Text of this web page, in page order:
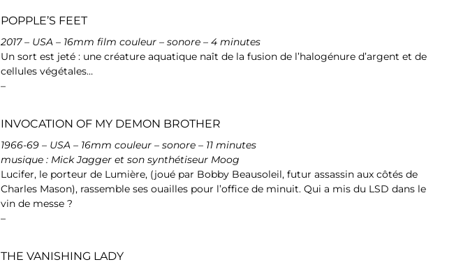
POPPLE’S FEET
2017 – USA – 16mm film couleur – sonore – 4 minutes
Un sort est jeté : une créature aquatique naît de la fusion de l’halogénure d’argent et de
cellules végétales…
–
INVOCATION OF MY DEMON BROTHER
1966-69 – USA – 16mm couleur – sonore – 11 minutes
musique : Mick Jagger et son synthétiseur Moog
Lucifer, le porteur de Lumière, (joué par Bobby Beausoleil, futur assassin aux côtés de
Charles Mason), rassemble ses ouailles pour l’office de minuit. Qui a mis du LSD dans le
vin de messe ?
–
THE VANISHING LADY